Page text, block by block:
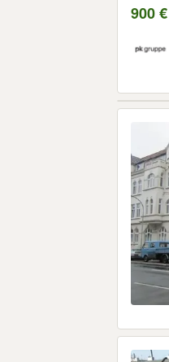
900 €